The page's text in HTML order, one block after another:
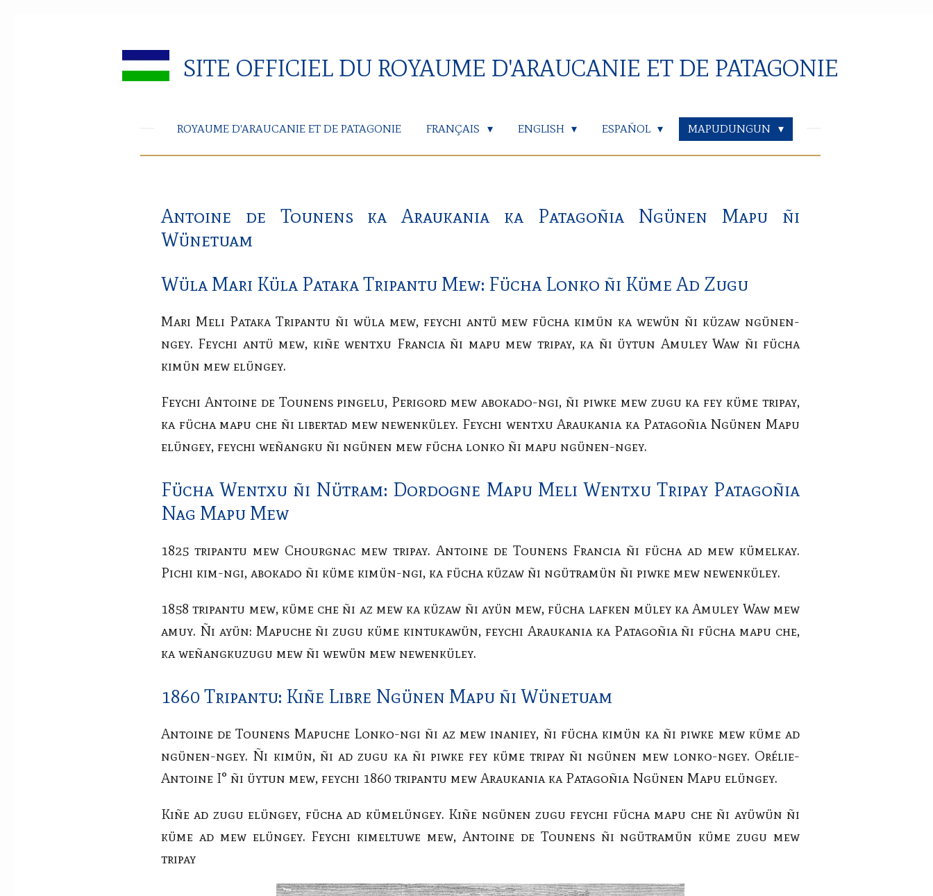
SITE OFFICIEL DU ROYAUME D'ARAUCANIE ET DE PATAGONIE
ROYAUME D'ARAUCANIE ET DE PATAGONIE FRANÇAIS ENGLISH ESPAÑOL MAPUDUNGUN
Antoine de Tounens ka Araukania ka Patagoñia Ngünen Mapu ñi
Wünetuam
Wüla Mari Küla Pataka Tripantu Mew: Fücha Lonko ñi Küme Ad Zugu
Mari Meli Pataka Tripantu ñi wüla mew, feychi antü mew fücha kimün ka wewün ñi küzaw ngünen-
ngey. Feychi antü mew, kiñe wentxu Francia ñi mapu mew tripay, ka ñi üytun Amuley Waw ñi fücha
kimün mew elüngey.
Feychi Antoine de Tounens pingelu, Perigord mew abokado-ngi, ñi piwke mew zugu ka fey küme tripay,
ka fücha mapu che ñi libertad mew newenküley. Feychi wentxu Araukania ka Patagoñia Ngünen Mapu
elüngey, feychi weñangku ñi ngünen mew fücha lonko ñi mapu ngünen-ngey.
Fücha Wentxu ñi Nütram: Dordogne Mapu Meli Wentxu Tripay Patagoñia
Nag Mapu Mew
1825 tripantu mew Chourgnac mew tripay. Antoine de Tounens Francia ñi fücha ad mew kümelkay.
Pichi kim-ngi, abokado ñi küme kimün-ngi, ka fücha küzaw ñi ngütramün ñi piwke mew newenküley.
1858 tripantu mew, küme che ñi az mew ka küzaw ñi ayün mew, fücha lafken müley ka Amuley Waw mew
amuy. Ñi ayün: Mapuche ñi zugu küme kintukawün, feychi Araukania ka Patagoñia ñi fücha mapu che,
ka weñangkuzugu mew ñi wewün mew newenküley.
1860 Tripantu: Kiñe Libre Ngünen Mapu ñi Wünetuam
Antoine de Tounens Mapuche Lonko-ngi ñi az mew inaniey, ñi fücha kimün ka ñi piwke mew küme ad
ngünen-ngey. Ñi kimün, ñi ad zugu ka ñi piwke fey küme tripay ñi ngünen mew lonko-ngey. Orélie-
Antoine I° ñi üytun mew, feychi 1860 tripantu mew Araukania ka Patagoñia Ngünen Mapu elüngey.
Kiñe ad zugu elüngey, fücha ad kümelüngey. Kiñe ngünen zugu feychi fücha mapu che ñi ayüwün ñi
küme ad mew elüngey. Feychi kimeltuwe mew, Antoine de Tounens ñi ngütramün küme zugu mew
tripay